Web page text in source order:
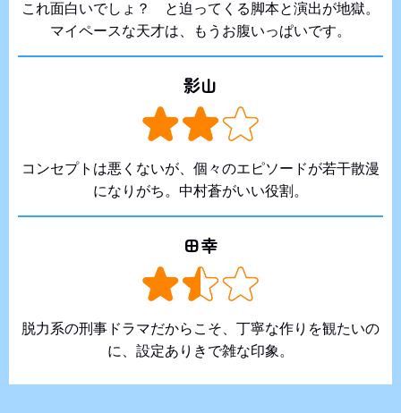
これ面白いでしょ？ と迫ってくる脚本と演出が地獄。
マイペースな天才は、もうお腹いっぱいです。
影山
コンセプトは悪くないが、個々のエピソードが若干散漫
になりがち。中村蒼がいい役割。
田幸
脱力系の刑事ドラマだからこそ、丁寧な作りを観たいの
に、設定ありきで雑な印象。